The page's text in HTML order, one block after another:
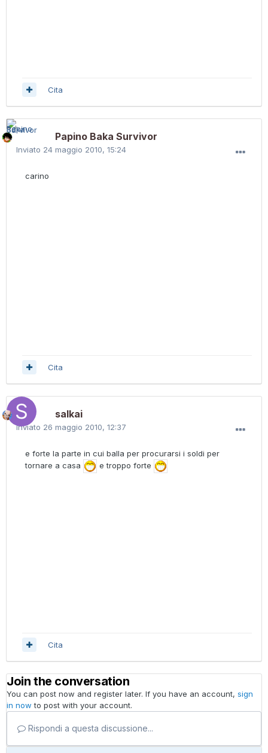
Cita
Papino Baka Survivor
Inviato 24 maggio 2010, 15:24
carino
Cita
salkai
Inviato 26 maggio 2010, 12:37
e forte la parte in cui balla per procurarsi i soldi per
tornare a casa
e troppo forte
Cita
Join the conversation
You can post now and register later. If you have an account, sign
in now to post with your account.
Rispondi a questa discussione...